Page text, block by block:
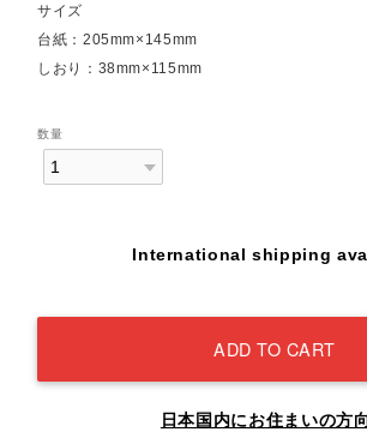
サイズ
台紙：205mm×145mm
しおり：38mm×115mm
数量
International shipping
ADD TO CART
日本国内にお住まいの方